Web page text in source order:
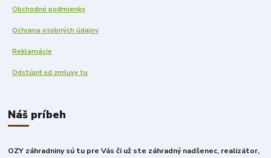
Obchodné podmienky
Ochrana osobných údajov
Reklamácie
Odstúpiť od zmluvy tu
Náš príbeh
OZY záhradniny sú tu pre Vás či už ste záhradný nadšenec, realizátor,